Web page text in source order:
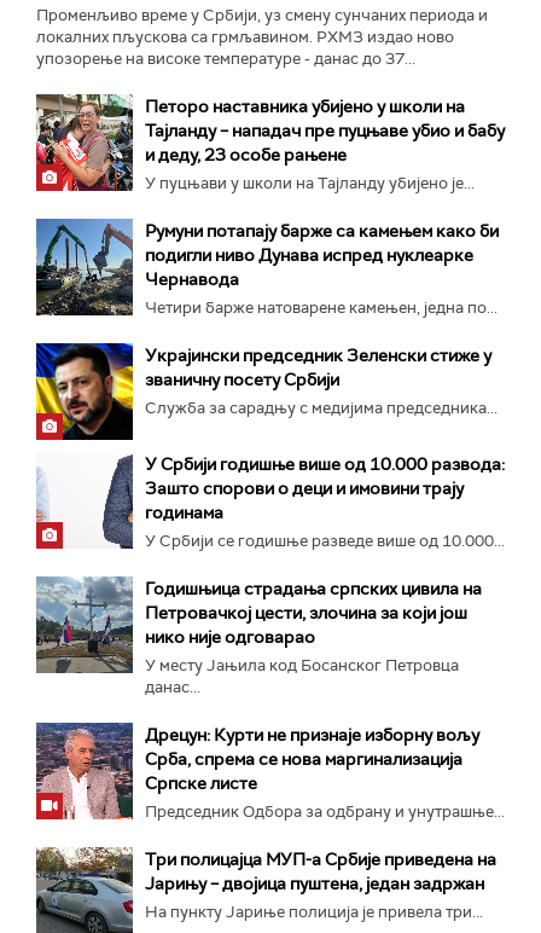
Променљиво време у Србији, уз смену сунчаних периода и
локалних пљускова са грмљавином. РХМЗ издао ново
упозорење на високе температуре - данас до 37...
Петоро наставника убијено у школи на
Тајланду – нападач пре пуцњаве убио и бабу
и деду, 23 особе рањене
У пуцњави у школи на Тајланду убијено је...
Румуни потапају барже са камењем како би
подигли ниво Дунава испред нуклеарке
Чернавода
Четири барже натоварене камењен, једна по...
Украјински председник Зеленски стиже у
званичну посету Србији
Служба за сарадњу с медијима председника...
У Србији годишње више од 10.000 развода:
Зашто спорови о деци и имовини трају
годинама
У Србији се годишње разведе више од 10.000...
Годишњица страдања српских цивила на
Петровачкој цести, злочина за који још
нико није одговарао
У месту Јањила код Босанског Петровца
данас...
Дрецун: Курти не признаје изборну вољу
Срба, спрема се нова маргинализација
Српске листе
Председник Одбора за одбрану и унутрашње...
Три полицајца МУП-а Србије приведена на
Јарињу – двојица пуштена, један задржан
На пункту Јариње полиција је привела три...